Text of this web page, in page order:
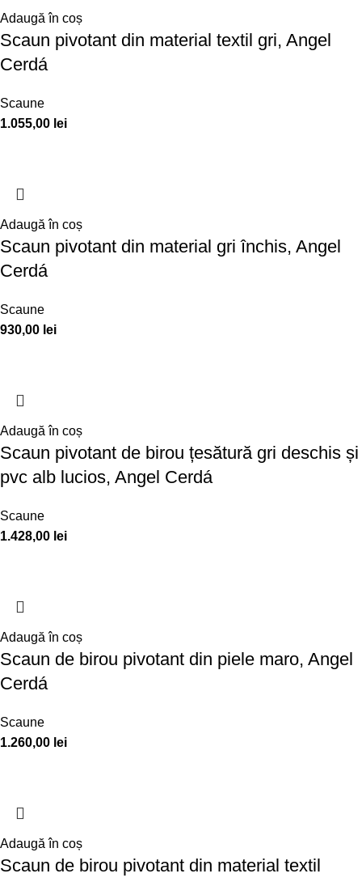
Adaugă în coș
Scaun pivotant din material textil gri, Angel
Cerdá
Scaune
1.055,00 lei
Adaugă în coș
Scaun pivotant din material gri închis, Angel
Cerdá
Scaune
930,00 lei
Adaugă în coș
Scaun pivotant de birou țesătură gri deschis și
pvc alb lucios, Angel Cerdá
Scaune
1.428,00 lei
Adaugă în coș
Scaun de birou pivotant din piele maro, Angel
Cerdá
Scaune
1.260,00 lei
Adaugă în coș
Scaun de birou pivotant din material textil